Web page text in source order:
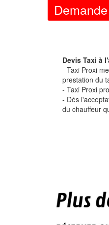
Devis Taxi à
- Taxi Proxi
prestation du
- Taxi Proxi
- Dés
du chauffeur